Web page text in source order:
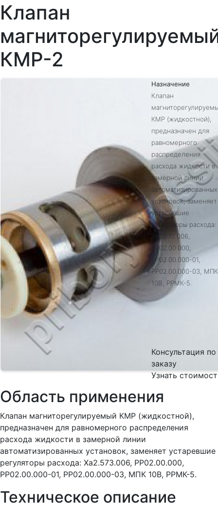
Клапан
КМР-2
Назначение
Клапан
КМР (жидкостной),
предназначен для
равномерного
распределения
расхода жидкости в
замерной линии
автоматизированных
установок, заменяет
устаревшие
регуляторы расхода:
Ха2.573.006,
РР02.00.000,
РР02.00.000-01,
РР02.00.000-03, МПК
10В, РРМК-5.
Консультация по
заказу
Узнать
Область применения
Клапан магниторегулируемый КМР (жидкостной),
предназначен для равномерного распределения
расхода жидкости в замерной линии
автоматизированных установок, заменяет устаревшие
регуляторы расхода: Ха2.573.006, РР02.00.000,
РР02.00.000-01, РР02.00.000-03, МПК 10В, РРМК-5.
Техническое описание